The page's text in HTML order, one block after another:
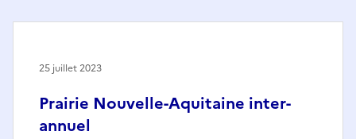
Prairie Nouvelle-Aquitaine inter-
annuel
25 juillet 2023